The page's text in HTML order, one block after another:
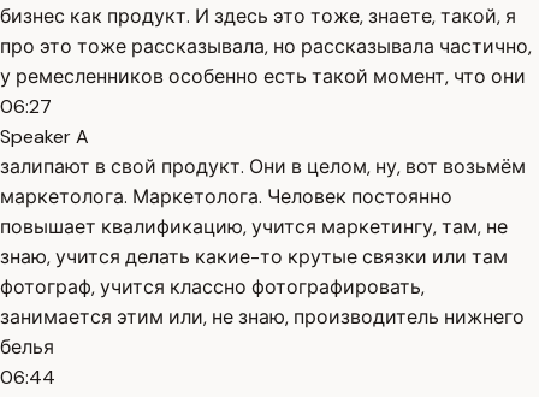
бизнес как продукт. И здесь это тоже, знаете, такой, я
про это тоже рассказывала, но рассказывала частично,
у ремесленников особенно есть такой момент, что они
06:27
Speaker A
залипают в свой продукт. Они в целом, ну, вот возьмём
маркетолога. Маркетолога. Человек постоянно
повышает квалификацию, учится маркетингу, там, не
знаю, учится делать какие-то крутые связки или там
фотограф, учится классно фотографировать,
занимается этим или, не знаю, производитель нижнего
белья
06:44